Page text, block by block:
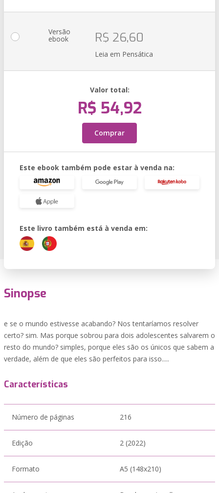
Versão
ebook R$ 26,60
Leia em Pensática
Valor total:
R$ 54,92
Comprar
Este ebook também pode estar à venda na:
Este livro também está à venda em:
Sinopse
e se o mundo estivesse acabando? Nos tentaríamos resolver
certo? sim. Mas porque sobrou para dois adolescentes salvarem o
resto do mundo? simples, porque eles são os únicos que sabem a
verdade, além de que eles são perfeitos para isso.....
Características
Número de páginas 216
Edição 2 (2022)
Formato A5 (148x210)